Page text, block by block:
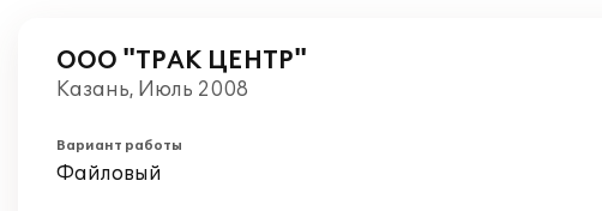
ООО "ТРАК ЦЕНТР"
Казань, Июль 2008
Вариант работы
Файловый